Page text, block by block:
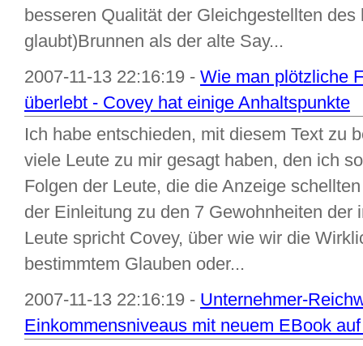
besseren Qualität der Gleichgestellten des
glaubt)Brunnen als der alte Say...
2007-11-13 22:16:19 - Wie man plötzliche
überlebt - Covey hat einige Anhaltspunkte
Ich habe entschieden, mit diesem Text zu
viele Leute zu mir gesagt haben, den ich
Folgen der Leute, die die Anzeige
der Einleitung zu den 7 Gewohnheiten der
Leute spricht Covey, über wie wir die
bestimmtem Glauben oder...
2007-11-13 22:16:19 - Unternehmer-
Einkommensniveaus mit neuem EBook